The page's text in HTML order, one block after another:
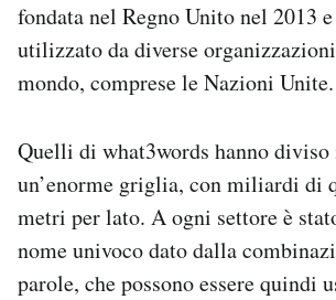
Regala il Post
Hai bisogno di aiuto?
Esci
fondata nel Regno Unito nel 2013
utilizzato da diverse
mondo, comprese le Nazioni Unite.
Quelli di what3words hanno
un’enorme griglia, con miliardi di
metri per lato. A ogni settore è
nome univoco dato dalla
parole, che possono essere quindi